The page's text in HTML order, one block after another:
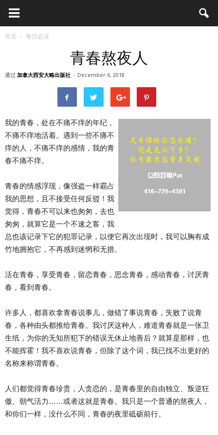
首页 每日必读
青春熬夜人
通过 加拿大西安大略出版社 - December 6, 2018
我的青春，处在不痛不痒的年纪，
不痛不痒地活着。遇到一些不痛不
痒的人，不痛不痒的感情，我的青
春不痛不痒。
青春的情感浮现，像强盗一样霸占
我的思想，且不接受任何反驳！我
觉得，青春不可以来也匆匆，去也
匆匆，就算它是一个不速之客，我
总也该记录下它的犯罪记录，以便它再次出现时，我可以胸有成
竹地拥抱它，不再感到迷惘和无措。
活在青春，享受青春，留恋青春，思念青春，感动青春，讨厌青
春，看到青春。
许多人，都喜欢拿青春说事儿，做错了事说青春，失败了说青
春，各种由头都推给青春。我讨厌这种人，难道青春就是一张卫
生纸，为你的无知所犯下的错误无休止地善后？就算是那样，也
不能挥霍！我不喜欢说青春，但除了这个词，我已找不出更好的
名称来称谓青春。
人们都觉得青春珍贵，人贪恋的，是青春里的自由独立、叛逆狂
傲、朝气活力……或者这就是青春。我只是一个普通的熬夜人，
和你们一样，没什么不同，青春的夜里砥砺前行。